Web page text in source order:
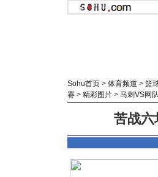
Sohu首页 > 体育频道 > 篮
赛 > 精彩图片 > 马刺VS网
苦战六